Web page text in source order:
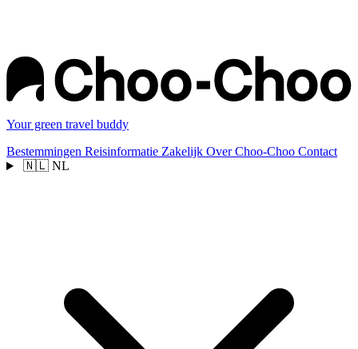
Your green travel buddy
Bestemmingen Reisinformatie Zakelijk Over Choo-Choo Contact
🇳🇱 NL